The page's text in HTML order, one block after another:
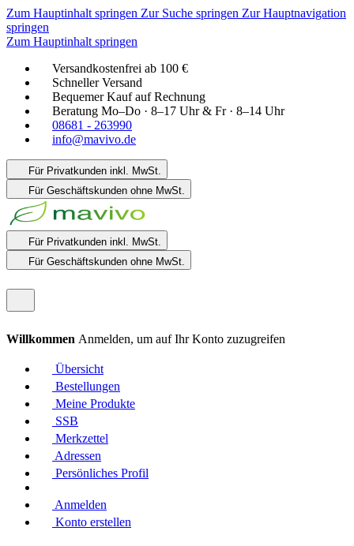
Zum Hauptinhalt springen Zur Suche springen Zur Hauptnavigation
springen
Zum Hauptinhalt springen
Versandkostenfrei ab 100 €
Schneller Versand
Bequemer Kauf auf Rechnung
Beratung Mo–Do · 8–17 Uhr & Fr · 8–14 Uhr
08681 - 263990
info@mavivo.de
Für Privatkunden inkl. MwSt.
Für Geschäftskunden ohne MwSt.
Für Privatkunden inkl. MwSt.
Für Geschäftskunden ohne MwSt.
Willkommen Anmelden, um auf Ihr Konto zuzugreifen
Übersicht
Bestellungen
Meine Produkte
SSB
Merkzettel
Adressen
Persönliches Profil
Anmelden
Konto erstellen